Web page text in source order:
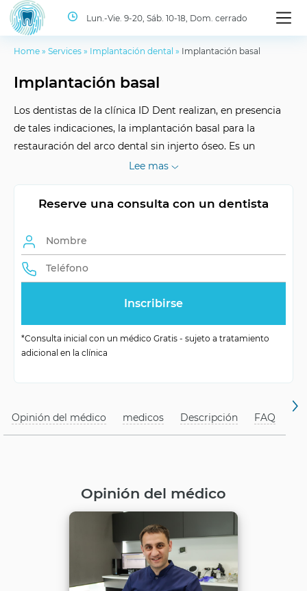
Lun.-Vie. 9-20, Sáb. 10-18, Dom. cerrado
Home » Services » Implantación dental » Implantación basal
Implantación basal
Los dentistas de la clínica ID Dent realizan, en presencia
de tales indicaciones, la implantación basal para la
restauración del arco dental sin injerto óseo. Es un
procedimiento cómodo y rápido que ayuda a devolver la
efecto
Número de
Rehabilitación
recuperación rápida según
Lee mas
Reserve una consulta con un dentista
*Consulta inicial con un médico Gratis - sujeto a tratamiento
adicional en la clínica
Opinión del médico medicos Descripción FAQ
Opinión del médico